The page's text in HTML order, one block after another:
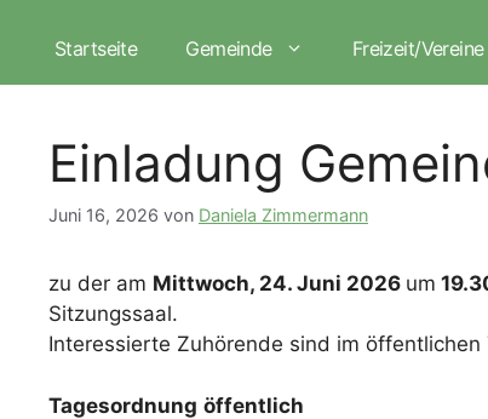
Startseite Gemeinde Freizeit/Vereine
Einladung
Juni 16, 2026 von Daniela Zimmermann
zu der am Mittwoch, 24. Juni 2026 um
Sitzungssaal.
Interessierte Zuhörende sind im öffentlichen
Tagesordnung öffentlich